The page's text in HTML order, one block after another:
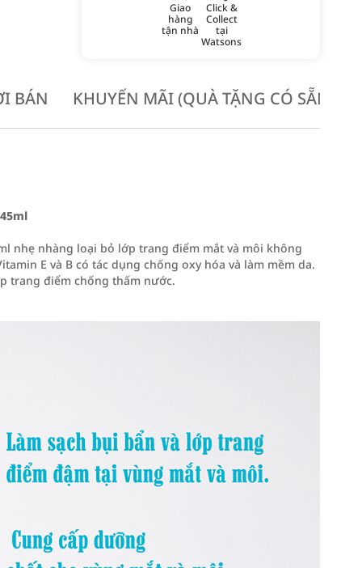
Giao
hàng
tận nhà
Click &
Collect
tại
Watsons
BÁN KHUYẾN MÃI (QUÀ TẶNG CÓ SẴN
nhẹ nhàng loại bỏ lớp trang điểm mắt và môi không
E và B có tác dụng chống oxy hóa và làm mềm da.
trang điểm chống thấm nước.